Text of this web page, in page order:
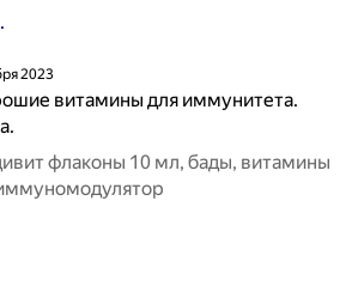
2023
витамины для иммунитета.
флаконы 10 мл, бады, витамины